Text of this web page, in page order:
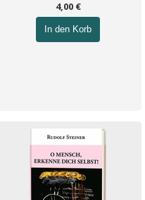
4,00 €
In den Korb